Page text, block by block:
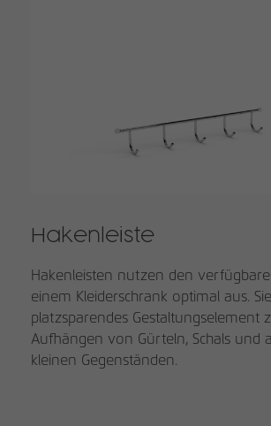
Hakenleiste
Hakenleisten nutzen den
einem Kleiderschrank optimal aus.
platzsparendes Gestaltungselement
Aufhängen von Gürteln, Schals und
kleinen Gegenständen.